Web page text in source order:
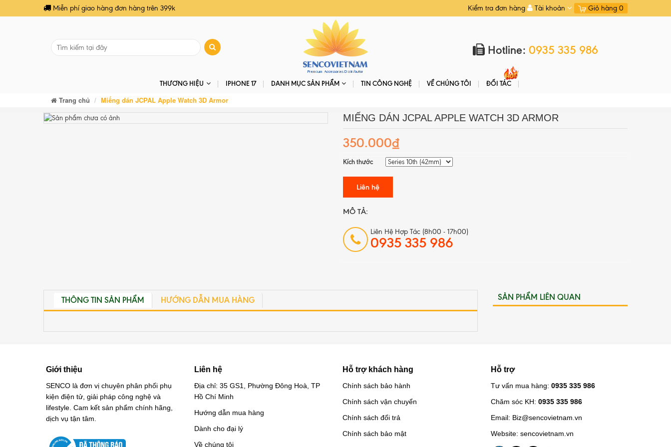
Miễn phí giao hàng đơn hàng trên 399k Kiểm tra đơn hàng Tài khoản Giỏ hàng 0
Hotline: 0935 335 986
THƯƠNG HIỆU IPHONE 17 DANH MỤC SẢN PHẨM TIN CÔNG NGHỆ VỀ CHÚNG TÔI ĐỐI TÁC
Trang chủ Miếng dán JCPAL Apple Watch 3D Armor
MIẾNG DÁN JCPAL APPLE WATCH 3D ARMOR
350.000₫
Kích thước
Liên hệ
MÔ TẢ:
Liên Hệ Hợp Tác (8h00 - 17h00)
0935 335 986
THÔNG TIN SẢN PHẨM HƯỚNG DẪN MUA HÀNG SẢN PHẨM LIÊN QUAN
Giới thiệu
SENCO là đơn vị chuyên phân phối phụ
kiện điện tử, giải pháp công nghệ và
lifestyle. Cam kết sản phẩm chính hãng,
dịch vụ tận tâm.
Liên hệ
Địa chỉ: 35 GS1, Phường Đông Hoà, TP
Hồ Chí Minh
Hướng dẫn mua hàng
Dành cho đại lý
Về chúng tôi
Hỗ trợ khách hàng
Chính sách bảo hành
Chính sách vận chuyển
Chính sách đổi trả
Chính sách bảo mật
Hỗ trợ
Tư vấn mua hàng: 0935 335 986
Chăm sóc KH: 0935 335 986
Email: Biz@sencovietnam.vn
Website: sencovietnam.vn